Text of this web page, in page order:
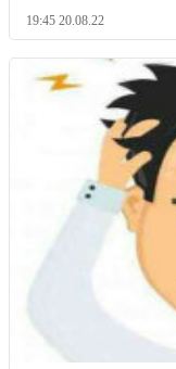
19:45 20.08.22